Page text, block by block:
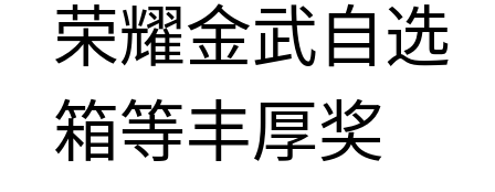
荣耀金武自选
箱等丰厚奖